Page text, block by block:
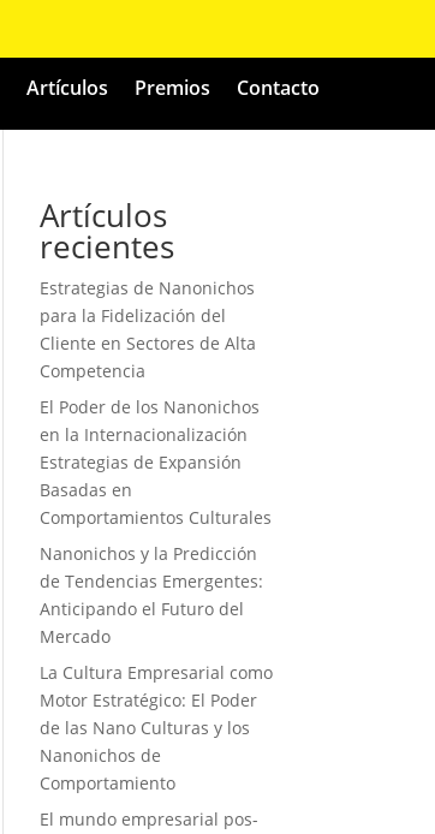
Artículos Premios Contacto
Artículos
recientes
Estrategias de Nanonichos
para la Fidelización del
Cliente en Sectores de Alta
Competencia
El Poder de los Nanonichos
en la Internacionalización
Estrategias de Expansión
Basadas en
Comportamientos Culturales
Nanonichos y la Predicción
de Tendencias Emergentes:
Anticipando el Futuro del
Mercado
La Cultura Empresarial como
Motor Estratégico: El Poder
de las Nano Culturas y los
Nanonichos de
Comportamiento
El mundo empresarial pos-